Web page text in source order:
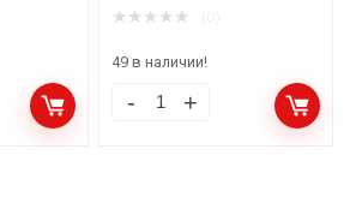
★ ★ ★ ★ ★
49 в наличии!